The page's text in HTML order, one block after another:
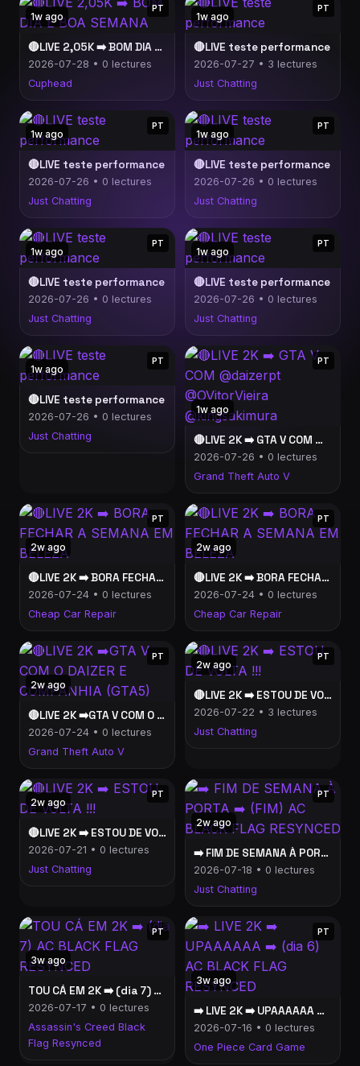
1w ago
PT
🔴LIVE 2,05K ➡️ BOM DIA E BOA SEMANA
2026-07-28 • 0 lectures
Cuphead
1w ago
PT
🔴LIVE teste performance
2026-07-27 • 3 lectures
Just Chatting
1w ago
PT
🔴LIVE teste performance
2026-07-26 • 0 lectures
Just Chatting
1w ago
PT
🔴LIVE teste performance
2026-07-26 • 0 lectures
Just Chatting
1w ago
PT
🔴LIVE teste performance
2026-07-26 • 0 lectures
Just Chatting
1w ago
PT
🔴LIVE teste performance
2026-07-26 • 0 lectures
Just Chatting
1w ago
PT
🔴LIVE teste performance
2026-07-26 • 0 lectures
Just Chatting
1w ago
PT
🔴LIVE 2K ➡️ GTA V COM @daizerpt @OVitorVieira @kingsakimura
2026-07-26 • 0 lectures
Grand Theft Auto V
2w ago
PT
🔴LIVE 2K ➡️ BORA FECHAR A SEMANA EM BELEZA
2026-07-24 • 0 lectures
Cheap Car Repair
2w ago
PT
🔴LIVE 2K ➡️ BORA FECHAR A SEMANA EM BELEZA
2026-07-24 • 0 lectures
Cheap Car Repair
2w ago
PT
🔴LIVE 2K ➡️GTA V COM O DAIZER E COMPANHIA (GTA5)
2026-07-24 • 0 lectures
Grand Theft Auto V
2w ago
PT
🔴LIVE 2K ➡️ ESTOU DE VOLTA !!!
2026-07-22 • 3 lectures
Just Chatting
2w ago
PT
🔴LIVE 2K ➡️ ESTOU DE VOLTA !!!
2026-07-21 • 0 lectures
Just Chatting
2w ago
PT
➡️ FIM DE SEMANA À PORTA ➡️ (FIM) AC BLACK FLAG RESYNCED
2026-07-18 • 0 lectures
Just Chatting
3w ago
PT
TOU CÁ EM 2K ➡️ (dia 7) AC BLACK FLAG RESYNCED
2026-07-17 • 0 lectures
Assassin's Creed Black
Flag Resynced
3w ago
PT
➡️ LIVE 2K ➡️ UPAAAAAA ➡️ (dia 6) AC BLACK FLAG RESYNCED
2026-07-16 • 0 lectures
One Piece Card Game